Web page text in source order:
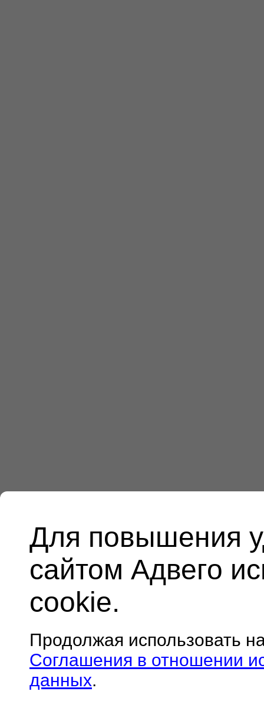
Для повышения
сайтом Адвего
cookie.
Продолжая использовать
Соглашения в отношении
данных.